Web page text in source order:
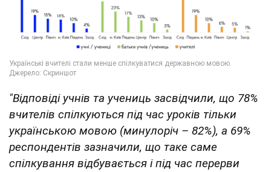
"Відповіді учнів та учениць засвідчили, що 78%
вчителів спілкуються під час уроків тільки
українською мовою (минулоріч – 82%), а 69%
респондентів зазначили, що таке саме
спілкування відбувається і під час перерви